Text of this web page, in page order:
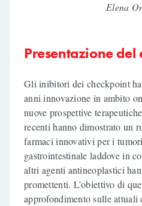
Elena
Presentazione del
Gli inibitori dei checkpoint
anni innovazione in ambito
nuove prospettive
recenti hanno dimostrato un
farmaci innovativi per i
gastrointestinale laddove in
altri agenti antineoplastici
promettenti. L’obiettivo di
approfondimento sulle attuali